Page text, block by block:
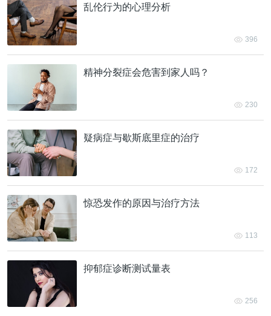
乱伦行为的心理分析
396
精神分裂症会危害到家人吗？
230
疑病症与歇斯底里症的治疗
172
惊恐发作的原因与治疗方法
113
抑郁症诊断测试量表
256